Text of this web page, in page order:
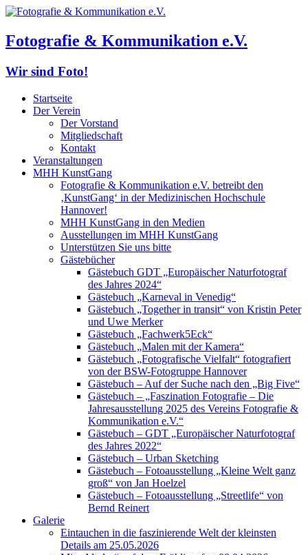
Fotografie & Kommunikation e.V.
Wir sind Foto!
Startseite
Der Verein
Der Vorstand
Mitgliedschaft
Kontakt
Veranstaltungen
MHH KunstGang
Fotografie & Kommunikation e.V. betreibt den
‚KunstGang‘ in der Medizinischen Hochschule
Hannover!
MHH KunstGang in den Medien
Ausstellungen im MHH KunstGang
Unterstützen Sie uns bitte
Gästebücher
Gästebuch GDT „Europäischer Naturfotograf
des Jahres 2024“
Gästebuch „Karneval in Venedig“
Gästebuch „Together in transit“ von Kristin Peter
und Uwe Merker
Gästebuch „Fachwerk5Eck“
Gästebuch „Malen mit der Kamera“
Gästebuch „Fotografische Vielfalt“ fotografiert
von der BSW-Fotogruppe Hannover
Gästebuch – Auf der Suche nach den „Big Five“
Gästebuch – „Faszination Fotografie – Die
Jahresausstellung 2025 des Vereins Fotografie &
Kommunikation e.V.“
Gästebuch – GDT „Europäischer Naturfotograf
des Jahres 2022“
Gästebuch – Urban Sketching
Gästebuch – Fotoausstellung „Kleine Welt ganz
groß“ von Jan Hoelzel
Gästebuch – Fotoausstellung „Streetlife“ von
Bernd Reinert
Galerie
Eintauchen in die faszinierende Welt der kleinsten
Details am 25.05.2026